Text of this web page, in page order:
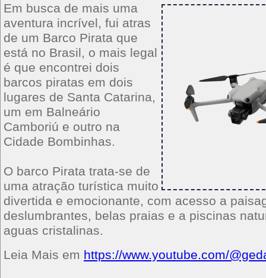
Em busca de mais uma
aventura incrível, fui atras
de um Barco Pirata que
está no Brasil, o mais legal
é que encontrei dois
barcos piratas em dois
lugares de Santa Catarina,
um em Balneário
Camboriú e outro na
Cidade Bombinhas.
O barco Pirata trata-se de
uma atração turística muito
divertida e emocionante, com acesso a
deslumbrantes, belas praias e a piscinas
aguas cristalinas.
Leia Mais em https://www.youtube.com/